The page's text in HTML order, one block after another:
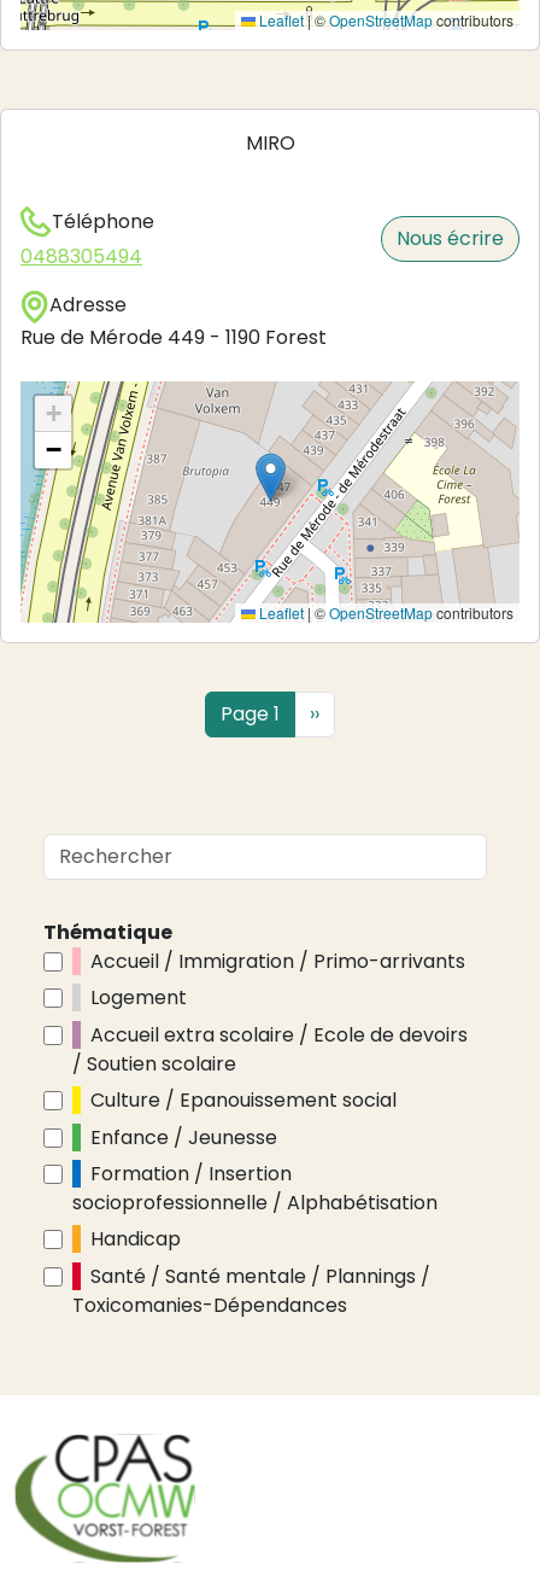
Leaflet|©OpenStreetMapcontributors
MIRO
Téléphone
0488305494
Nous écrire
Adresse
Rue de Mérode 449 - 1190 Forest
+
−
Leaflet |©OpenStreetMapcontributors
Page 1 Page suivante
››
Thématique
Accueil / Immigration / Primo-arrivants
Logement
Accueil extra scolaire / Ecole de devoirs
/ Soutien scolaire
Culture / Epanouissement social
Enfance / Jeunesse
Formation / Insertion
socioprofessionnelle / Alphabétisation
Handicap
Santé / Santé mentale / Plannings /
Toxicomanies-Dépendances